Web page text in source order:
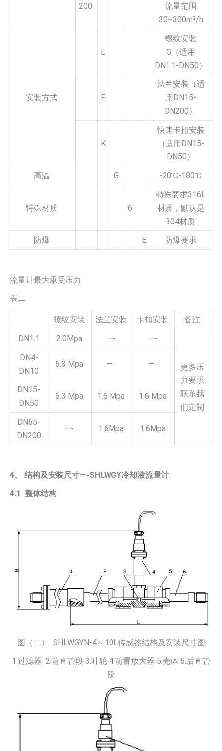
200
流量范围
30~300m³/h
安装方式
L
螺纹安装
G（适用
DN1.1-DN50）
F
法兰安装（适
用DN15-
DN200）
K
快速卡扣安装
（适用DN15-
DN50）
高温
G -20℃-180℃
特殊材质 6
特殊要求316L
材质，默认是
304材质
防爆
E 防爆要求
流量计最大承受压力
表二
螺纹安装 法兰安装 卡扣安装
备注
DN1.1
2.0Mpa —- —-
更多压
力要求
联系我
们定制
DN4-
DN10
6.3 Mpa —- —-
DN15-
DN50
6.3 Mpa 1.6 Mpa 1.6 Mpa
DN65-
DN200
—- 1.6Mpa 1.6Mpa
4、 结构及安装尺寸—-SHLWGY冷却液流量计
4.1 整体结构
图（二） SHLWGYN-4～10L传感器结构及安装尺寸图
1.过滤器 2.前直管段 3.叶轮 4.前置放大器 5.壳体 6.后直管
段